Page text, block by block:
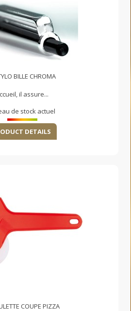
BILLE CHROMA
il assure...
de stock actuel
DETAILS
COUPE PIZZA